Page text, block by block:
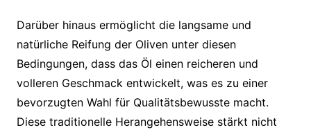
Darüber hinaus ermöglicht die langsame und
natürliche Reifung der Oliven unter diesen
Bedingungen, dass das Öl einen reicheren und
volleren Geschmack entwickelt, was es zu einer
bevorzugten Wahl für Qualitätsbewusste macht.
Diese traditionelle Herangehensweise stärkt nicht